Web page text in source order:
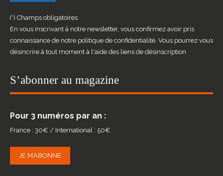
(*) Champs obligatoires
En vous inscrivant à notre newsletter, vous confirmez avoir pris
connaissance de notre politique de confidentialité. Vous pourrez vous
désincrire à tout moment à l'aide des liens de désinscription
S’abonner au magazine
Pour 3 numéros par an :
France : 30€ / International : 50€
JE M’ABONNE